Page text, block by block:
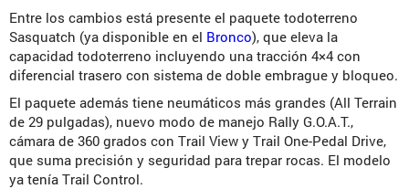
Entre los cambios está presente el paquete todoterreno
Sasquatch (ya disponible en el Bronco), que eleva la
capacidad todoterreno incluyendo una tracción 4×4 con
diferencial trasero con sistema de doble embrague y bloqueo.
El paquete además tiene neumáticos más grandes (All Terrain
de 29 pulgadas), nuevo modo de manejo Rally G.O.A.T.,
cámara de 360 grados con Trail View y Trail One-Pedal Drive,
que suma precisión y seguridad para trepar rocas. El modelo
ya tenía Trail Control.